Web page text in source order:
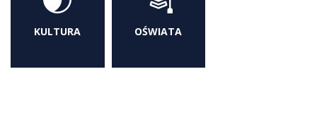
KULTURA OŚWIATA